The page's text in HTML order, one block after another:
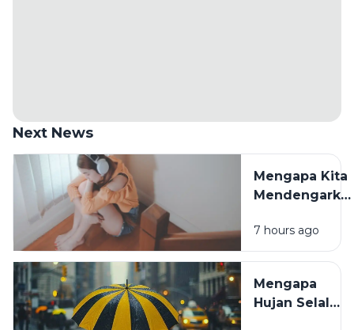
Next News
Mengapa Kita
Saat Hati
Sedang
Penjelasan
Psikologi di
7 hours ago
Mengapa
Hujan Selalu